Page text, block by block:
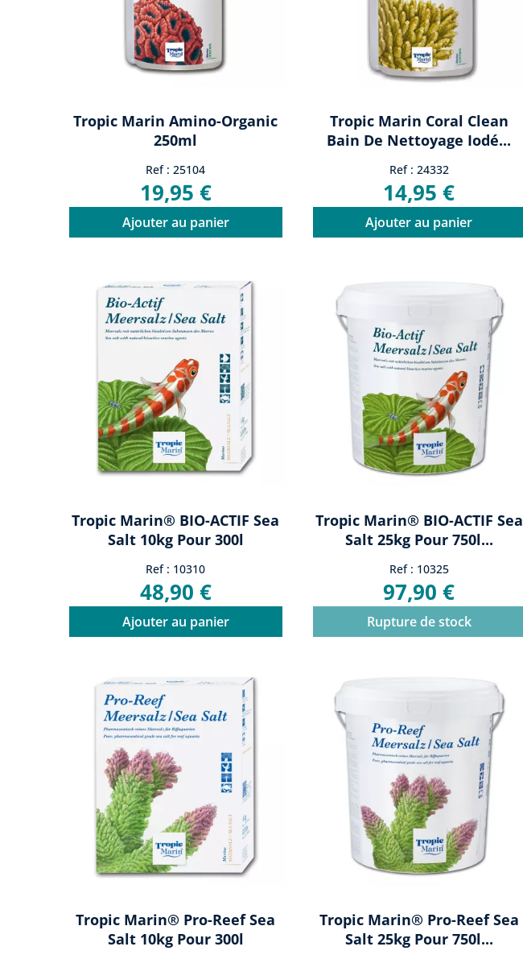
Tropic Marin Amino-Organic
250ml
Ref : 25104
19,95 €
Ajouter au panier
Tropic Marin Coral Clean
Bain De Nettoyage Iodé...
Ref : 24332
14,95 €
Ajouter au panier
Tropic Marin® BIO-ACTIF Sea
Salt 10kg Pour 300l
Ref : 10310
48,90 €
Ajouter au panier
Tropic Marin® BIO-ACTIF Sea
Salt 25kg Pour 750l...
Ref : 10325
97,90 €
Rupture de stock
Tropic Marin® Pro-Reef Sea
Salt 10kg Pour 300l
Tropic Marin® Pro-Reef Sea
Salt 25kg Pour 750l...